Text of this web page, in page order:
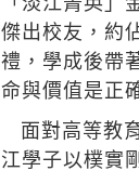
傑出校友，約
禮，學成後帶
命與價值是正
面對高等教
江學子以樸實